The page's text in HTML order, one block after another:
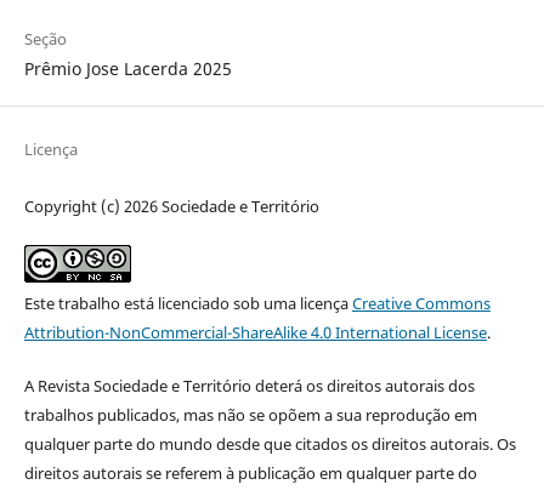
Seção
Prêmio Jose Lacerda 2025
Licença
Copyright (c) 2026 Sociedade e Território
Este trabalho está licenciado sob uma licençaCreative Commons
Attribution-NonCommercial-ShareAlike 4.0 International License.
A Revista Sociedade e Território deterá os direitos autorais dos
trabalhos publicados, mas não se opõem a sua reprodução em
qualquer parte do mundo desde que citados os direitos autorais. Os
direitos autorais se referem à publicação em qualquer parte do